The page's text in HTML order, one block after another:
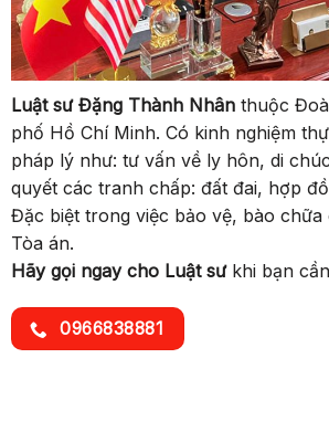
Luật sư Đặng Thành Nhân thuộc
phố Hồ Chí Minh. Có kinh nghiệm
pháp lý như: tư vấn về ly hôn, di
quyết các tranh chấp: đất đai, hợp
Đặc biệt trong việc bảo vệ, bào chữa
Tòa án.
Hãy gọi ngay cho Luật sưkhi bạn
0966838881